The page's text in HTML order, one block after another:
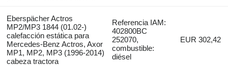
Eberspächer Actros
MP2/MP3 1844 (01.02-)
calefacción estática para
Mercedes-Benz Actros, Axor
MP1, MP2, MP3 (1996-2014)
cabeza tractora
Referencia IAM:
402800BC
252070,
combustible:
diésel
EUR 302,42